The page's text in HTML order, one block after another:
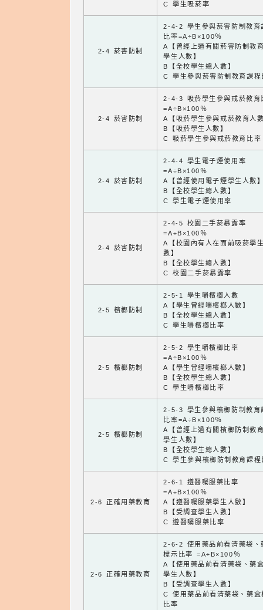
C 學生吸菸率
2-4 菸害防制
2-4-2 學生參與菸害防制教育
比率=A÷B×100％
A【曾經上過有關菸害防制教
學生人數】
B【全校學生總人數】
C 學生參與菸害防制教育課程
2-4 菸害防制
2-4-3 吸菸學生參與戒菸教育
=A÷B×100％
A【吸菸學生參與戒菸教育人
B【吸菸學生人數】
C 吸菸學生參與戒菸教育比率
2-4 菸害防制
2-4-4 學生電子煙使用率
=A÷B×100％
A【曾經使用電子煙學生人數
B【全校學生總人數】
C 學生電子煙使用率
2-4 菸害防制
2-4-5 校園二手菸暴露率
=A÷B×100％
A【校園內有人在面前吸菸學
數】
B【全校學生總人數】
C 校園二手菸暴露率
2-5 檳榔防制
2-5-1 學生嚼檳榔人數
A【學生曾經嚼檳榔人數】
B【全校學生總人數】
C 學生嚼檳榔比率
2-5 檳榔防制
2-5-2 學生嚼檳榔比率
=A÷B×100％
A【學生曾經嚼檳榔人數】
B【全校學生總人數】
C 學生嚼檳榔比率
2-5 檳榔防制
2-5-3 學生參與檳榔防制教育
比率=A÷B×100％
A【曾經上過有關檳榔防制教
學生人數】
B【全校學生總人數】
C 學生參與檳榔防制教育課程
2-6 正確用藥教育
2-6-1 遵醫囑服藥比率
=A÷B×100％
A【遵醫囑服藥學生人數】
B【受調查學生人數】
C 遵醫囑服藥比率
2-6 正確用藥教育
2-6-2 使用藥品前看清藥袋、
標示比率 =A÷B×100％
A【使用藥品前看清藥袋、藥
學生人數】
B【受調查學生人數】
C 使用藥品前看清藥袋、藥盒
比率